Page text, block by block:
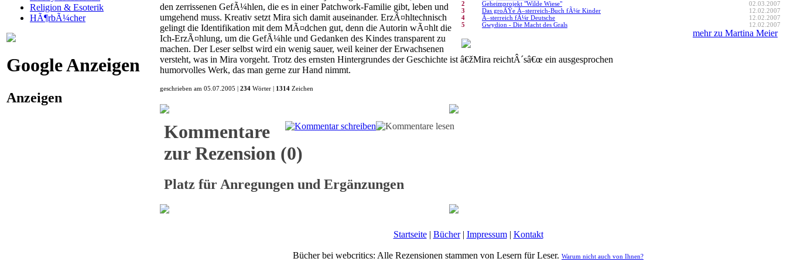
Religion & Esoterik
HÃ¶rbÃ¼cher
Google Anzeigen
Anzeigen
2
02.03.2007
Geheimprojekt "Wilde Wiese"
3
12.02.2007
Das groÃŸe Ã–sterreich-Buch fÃ¼r Kinder
4
12.02.2007
Ã–sterreich fÃ¼r Deutsche
5
12.02.2007
Gwydion - Die Macht des Grals
mehr zu Martina Meier
den zerrissenen GefÃ¼hlen, die es in einer Patchwork-Familie gibt, leben und
umgehend muss. Kreativ setzt Mira sich damit auseinander. ErzÃ¤hltechnisch
gelingt die Identifikation mit dem MÃ¤dchen gut, denn die Autorin wÃ¤hlt die
Ich-ErzÃ¤hlung, um die GefÃ¼hle und Gedanken des Kindes transparent zu
machen. Der Leser selbst wird ein wenig sauer, weil keiner der Erwachsenen
versteht, was in Mira vorgeht. Trotz des ernsten Hintergrundes der Geschichte ist â€žMira reichtÂ´sâ€œ ein ausgesprochen
humorvolles Werk, das man gerne zur Hand nimmt.
geschrieben am 05.07.2005 | 234 Wörter | 1314 Zeichen
Kommentare
zur Rezension (0)
Platz für Anregungen und Ergänzungen
Startseite| Bücher| Impressum| Kontakt
Bücher bei webcritics: Alle Rezensionen stammen von Lesern für Leser. Warum nicht auch von Ihnen?